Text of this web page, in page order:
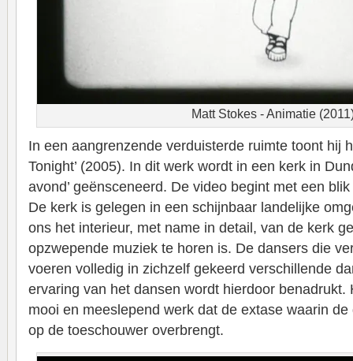
Matt Stokes - Animatie
In een aangrenzende verduisterde ruimte toont hij
Tonight’ (2005). In dit werk wordt in een kerk in
avond’ geënsceneerd. De video begint met een
De kerk is gelegen in een schijnbaar landelijke
ons het interieur, met name in detail, van de kerk
opzwepende muziek te horen is. De dansers die
voeren volledig in zichzelf gekeerd verschillende
ervaring van het dansen wordt hierdoor benadrukt.
mooi en meeslepend werk dat de extase waarin
op de toeschouwer overbrengt.